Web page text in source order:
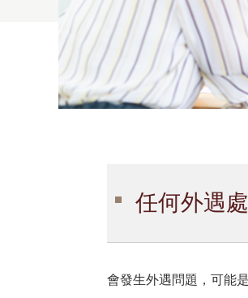
任何外遇
會發生外遇問題，可能